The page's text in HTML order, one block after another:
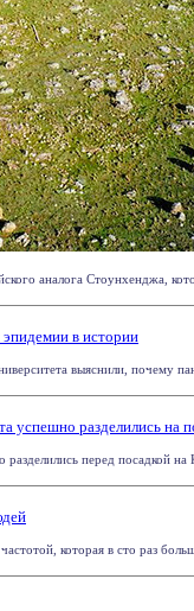
аналога Стоунхенджа,
в истории
выяснили, почему
успешно разделились на
перед посадкой на
которая в сто раз